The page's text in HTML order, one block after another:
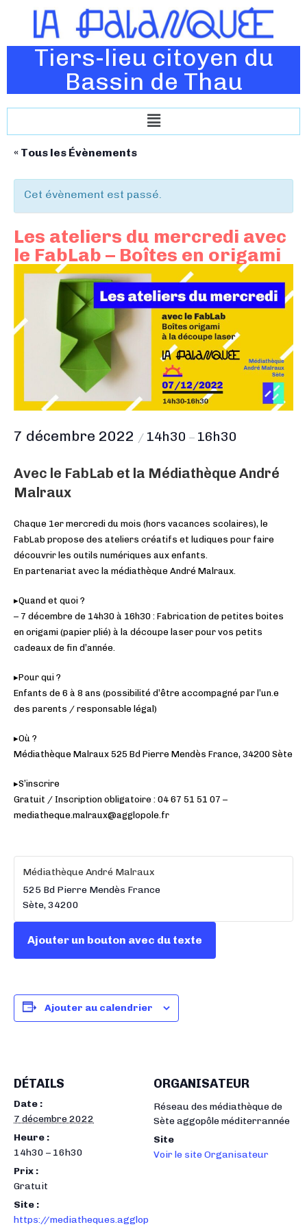
Tiers-lieu citoyen du
Bassin de Thau
« Tous les Évènements
Cet évènement est passé.
Les ateliers du mercredi avec
le FabLab – Boîtes en origami
7 décembre 2022 / 14h30 – 16h30
Avec le FabLab et la Médiathèque André
Malraux
Chaque 1er mercredi du mois (hors vacances scolaires), le
FabLab propose des ateliers créatifs et ludiques pour faire
découvrir les outils numériques aux enfants.
En partenariat avec la médiathèque André Malraux.
▸Quand et quoi ?
– 7 décembre de 14h30 à 16h30 : Fabrication de petites boites
en origami (papier plié) à la découpe laser pour vos petits
cadeaux de fin d’année.
▸Pour qui ?
Enfants de 6 à 8 ans (possibilité d’être accompagné par l’un.e
des parents / responsable légal)
▸Où ?
Médiathèque Malraux 525 Bd Pierre Mendès France, 34200 Sète
▸S’inscrire
Gratuit / Inscription obligatoire : 04 67 51 51 07 –
mediatheque.malraux@agglopole.fr
DÉTAILS
Date :
7 décembre 2022
Heure :
14h30 – 16h30
Prix :
Gratuit
Site :
https://mediatheques.agglop
ORGANISATEUR
Réseau des médiathèque de
Sète aggopôle méditerrannée
Site
Voir le site Organisateur
Médiathèque André Malraux
525 Bd Pierre Mendès France
Sète,34200
Ajouter un bouton avec du texte
Ajouter au calendrier